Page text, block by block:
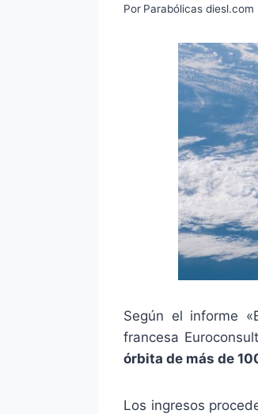
Por Parabólicas diesl.com
Según el informe
francesa
órbita de más de
Los ingresos